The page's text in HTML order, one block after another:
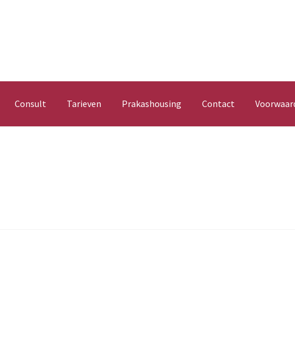
Consult Tarieven Prakashousing Contact